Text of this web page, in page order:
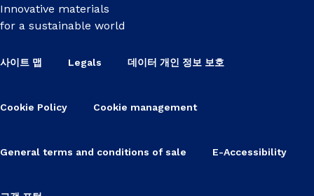
Innovative materials
for a sustainable world
사이트 맵 Legals 데이터 개인 정보 보호
Cookie Policy Cookie management
General terms and conditions of sale E-Accessibility